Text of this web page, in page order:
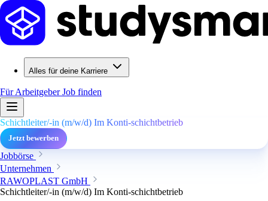
Alles für deine Karriere
Für ArbeitgeberJob finden
Schichtleiter/-in (m/w/d) Im Konti-schichtbetrieb
Jetzt bewerben
Jobbörse
Unternehmen
RAWOPLAST GmbH
Schichtleiter/-in (m/w/d) Im Konti-schichtbetrieb